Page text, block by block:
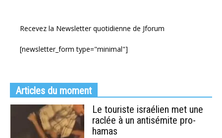
Recevez la Newsletter quotidienne de Jforum
[newsletter_form type="minimal"]
Articles du moment
Le touriste israélien met une
raclée à un antisémite pro-
hamas